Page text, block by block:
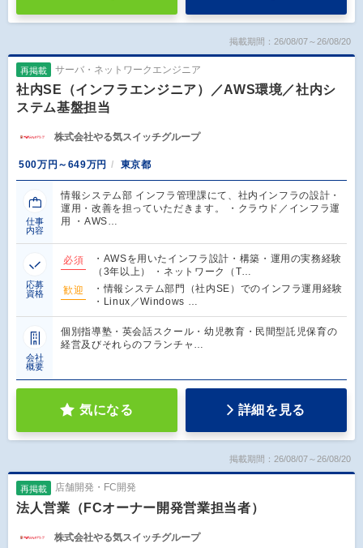
掲載期間：26/08/07～26/08/20
再掲載 サーバ・ネットワークエンジニア
社内SE（インフラエンジニア）／AWS環境／社内シ
ステム基盤担当
株式会社やる気スイッチグループ
500万円～649万円 東京都
仕事
内容
情報システム部 インフラ管理課にて、社内インフラの設計・
運用・改善を担っていただきます。 ・クラウド／インフラ運
用 ・AWS…
応募
資格
必須
・AWSを用いたインフラ設計・構築・運用の実務経験
（3年以上） ・ネットワーク（T…
歓迎
・情報システム部門（社内SE）でのインフラ運用経験
・Linux／Windows …
会社
概要
個別指導塾・英会話スクール・幼児教育・民間型託児保育の
経営及びそれらのフランチャ…
気になる 詳細を見る
掲載期間：26/08/07～26/08/20
再掲載 店舗開発・FC開発
法人営業（FCオーナー開発営業担当者）
株式会社やる気スイッチグループ